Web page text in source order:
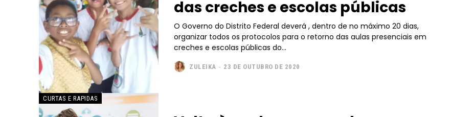
Etiam est nibh, lobortis sit
Praesent euismod ac
Ut mollis pellentesque tortor
Nullam eu erat condimentum
Donec quis est ac felis
Etiam est nibh, lobortis sit
Praesent euismod ac
Ut mollis pellentesque
das creches e escolas públicas
O Governo do Distrito Federal deverá , dentro de no máximo 20 dias,
organizar todos os protocolos para o retorno das aulas presenciais em
creches e escolas públicas do...
ZULEIKA - 23 DE OUTUBRO DE 2020
CURTAS E RAPIDAS